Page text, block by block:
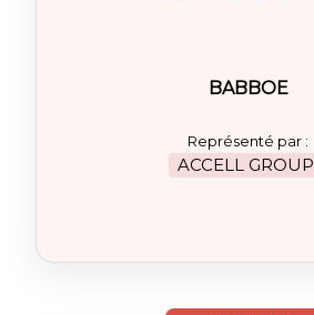
BABBOE
Représenté par :
ACCELL GROUP